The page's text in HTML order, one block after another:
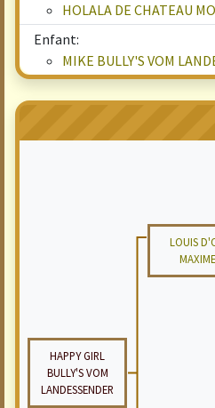
HOLALA DE CHATEAU
Enfant:
MIKE BULLY'S VOM
LOUIS
MAXIME
HAPPY GIRL
BULLY'S VOM
LANDESSENDER